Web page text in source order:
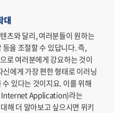
대
츠와 달리, 여러분들이 원하는
을 조절할 수 있답니다. 즉,
로 여러분에게 강요하는 것이
에게 가장 편한 형태로 이러닝
있다는 것이지요. 이를 위해
Internet Application)라는
해 더 알아보고 싶으시면 위키